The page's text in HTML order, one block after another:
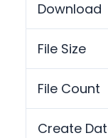
Download
File Size
File Count
Create